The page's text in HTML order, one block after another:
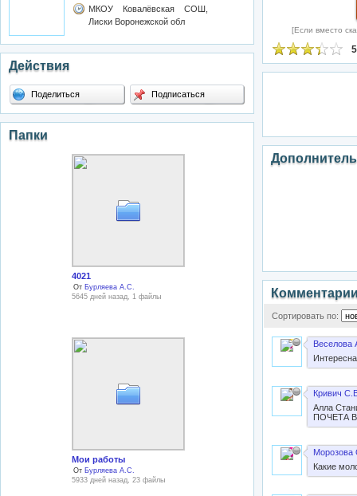
МКОУ Ковалёвская СОШ,
Лиски Воронежской обл
Действия
Поделиться Подписаться
Папки
4021
От Бурляева А.С.
5645 дней назад, 1 файлы
Мои работы
От Бурляева А.С.
5933 дней назад, 23 файлы
[Если вместо
Сортировать по:
Веселова
Кривич
Алла
ПОЧЕТА
Какие